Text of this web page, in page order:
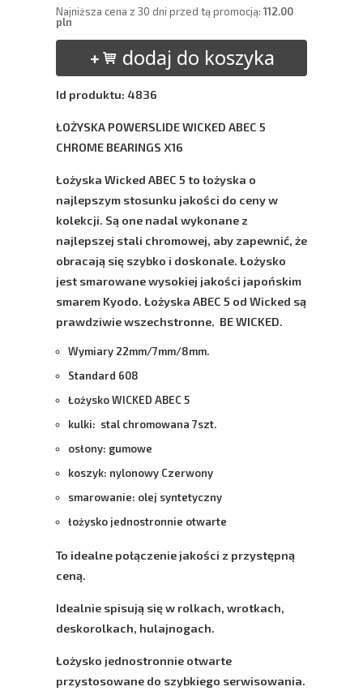
Najniższa cena z 30 dni przed tą promocją:112.00
pln
dodaj do koszyka
Id produktu: 4836
ŁOŻYSKA POWERSLIDE WICKED ABEC 5
CHROME BEARINGS X16
Łożyska Wicked ABEC 5 to łożyska o
najlepszym stosunku jakości do ceny w
kolekcji. Są one nadal wykonane z
najlepszej stali chromowej, aby zapewnić, że
obracają się szybko i doskonale. Łożysko
jest smarowane wysokiej jakości japońskim
smarem Kyodo. Łożyska ABEC 5 od Wicked są
prawdziwie wszechstronne. BE WICKED.
Wymiary 22mm/7mm/8mm.
Standard 608
Łożysko WICKED ABEC 5
kulki: stal chromowana 7szt.
osłony: gumowe
koszyk: nylonowy Czerwony
smarowanie: olej syntetyczny
łożysko jednostronnie otwarte
To idealne połączenie jakości z przystępną
ceną.
Idealnie spisują się w rolkach, wrotkach,
deskorolkach, hulajnogach.
Łożysko jednostronnie otwarte
przystosowane do szybkiego serwisowania.